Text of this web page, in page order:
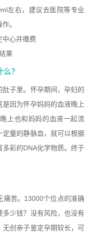
左右，建议去医院等专业
。
中心并缴费
果
？
子里。怀孕期间，孕妇的
因为怀孕妈妈的血液晚上
上也和妈妈的血液一起流
量的静脉血，就可以根据
多彩的DNA化学物质。终于
苦。 13000个位点的准确
少钱？没有风险，也没有
无创亲子鉴定孕期较长，可